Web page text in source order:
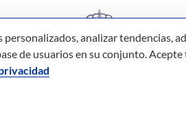
analizar tendencias,
de usuarios en su conjunto.